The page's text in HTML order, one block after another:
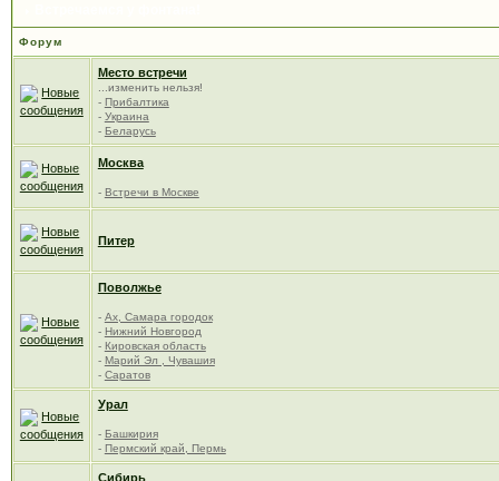
Форум
Место встречи
...изменить нельзя!
- Прибалтика
- Украина
- Беларусь
Москва
- Встречи в Москве
Питер
Поволжье
- Ах, Самара городок
- Нижний Новгород
- Кировская область
- Марий Эл , Чувашия
- Саратов
Урал
- Башкирия
- Пермский край, Пермь
Сибирь